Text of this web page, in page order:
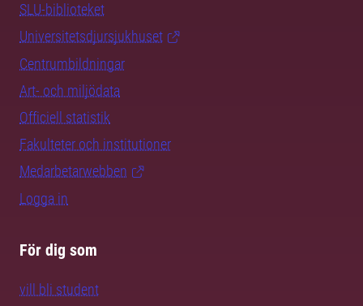
SLU-biblioteket
Universitetsdjursjukhuset
Centrumbildningar
Art- och miljödata
Officiell statistik
Fakulteter och institutioner
Medarbetarwebben
Logga in
För dig som
vill bli student